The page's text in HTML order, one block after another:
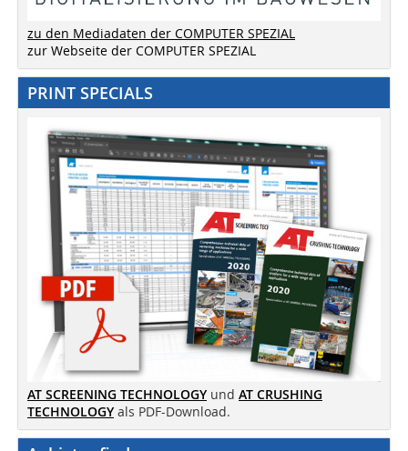
zu den Mediadaten der COMPUTER SPEZIAL
zur Webseite der COMPUTER SPEZIAL
PRINT SPECIALS
AT SCREENING TECHNOLOGY und AT CRUSHING
TECHNOLOGY als PDF-Download.